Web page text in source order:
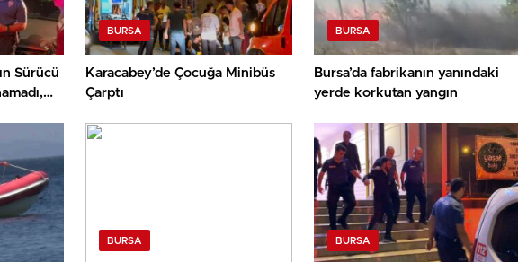
Sürücü
BURSA
Karacabey’de Çocuğa Minibüs
Çarptı
BURSA
Bursa’da fabrikanın yanındaki
yerde korkutan yangın
BURSA BURSA